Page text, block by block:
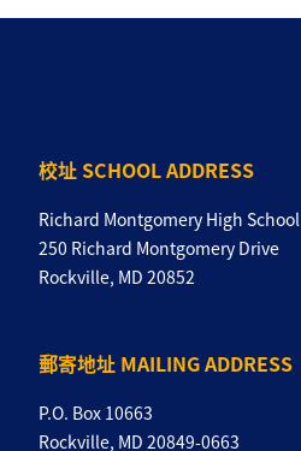
校址 SCHOOL ADDRESS
Richard Montgomery High School
250 Richard Montgomery Drive
Rockville, MD 20852
郵寄地址 MAILING ADDRESS
P.O. Box 10663
Rockville, MD 20849-0663